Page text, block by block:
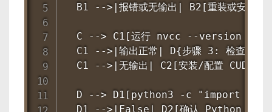
B1 -->|报错或无输出| B2[重装或安装
C --> C1[运行 nvcc --version 或
C1 -->|输出正常| D{步骤 3: 检查
C1 -->|无输出| C2[安装/配置 CUDA
D --> D1[python3 -c "import
D1 -->|False| D2[确认 Python 虚拟